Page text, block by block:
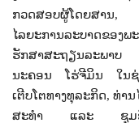
ກວດສອບຜູ້ໂດຍສານ,
ໄລຍະການລະບາດຂອງພ
ຮັກສາສະຖຽນລະພາບ
ນະຄອນ ໂຮ່ຈີມິນ ໃນຊ່ວ
ເຕີບໂຕທາງທຸລະກິດ, ທ່ານ
ສະທໍາ ແລະ ຊຸມຊົນ